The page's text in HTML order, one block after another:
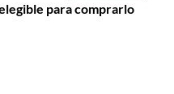
para comprarlo